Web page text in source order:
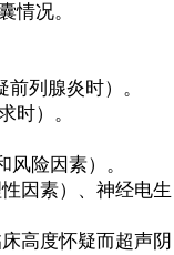
情况。
列腺炎时）。
时）。
险因素）。
因素）、神经电生
高度怀疑而超声阴